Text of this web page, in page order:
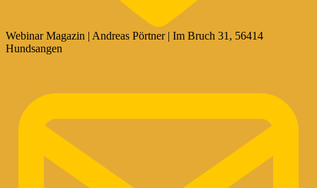
Webinar Magazin | Andreas Pörtner | Im Bruch 31, 56414
Hundsangen